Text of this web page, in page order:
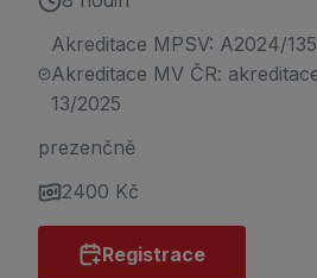
Akreditace MPSV: A2024/
Akreditace MV ČR:
13/2025
prezenčně
2400 Kč
Registrace